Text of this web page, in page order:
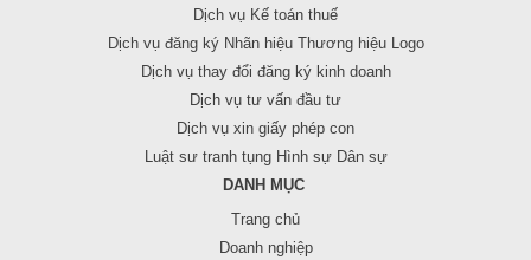
Dịch vụ Kế toán thuế
Dịch vụ đăng ký Nhãn hiệu Thương hiệu Logo
Dịch vụ thay đổi đăng ký kinh doanh
Dịch vụ tư vấn đầu tư
Dịch vụ xin giấy phép con
Luật sư tranh tụng Hình sự Dân sự
DANH MỤC
Trang chủ
Doanh nghiệp